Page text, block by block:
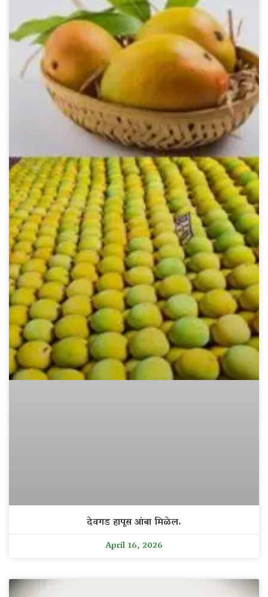
देवगड हापूस आंबा मिळेल.
April 16, 2026